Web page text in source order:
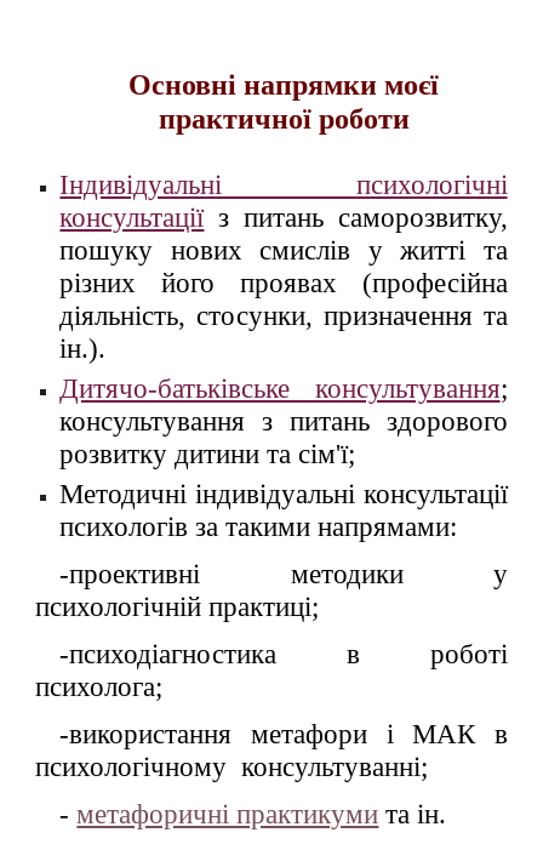
Основні напрямки моєї
практичної роботи
Індивідуальні психологічні
консультаціїз питань саморозвитку,
пошуку нових смислів у житті та
різних його проявах (професійна
діяльність, стосунки, призначення та
ін.).
Дитячо-батьківське консультування;
консультування з питань здорового
розвитку дитини та сім'ї;
Методичні індивідуальні консультації
психологів за такими напрямами:
-проективні методики у
психологічній практиці;
-психодіагностика в роботі
психолога;
-використання метафори і МАК в
психологічному консультуванні;
-метафоричні практикуми та ін.